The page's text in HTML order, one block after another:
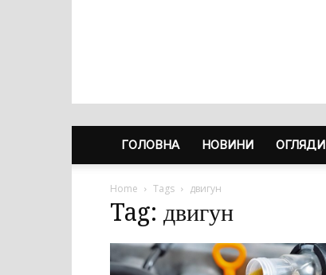
ГОЛОВНА НОВИНИ ОГЛЯДИ
Home Tags двигун
Tag: двигун